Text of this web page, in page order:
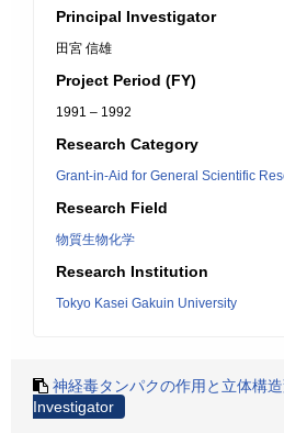
Principal Investigator
田宮 信雄
Project Period (FY)
1991 – 1992
Research Category
Grant-in-Aid for General Scientific
Research Field
物質生物化学
Research Institution
Tokyo Kasei Gakuin University
神経毒タンパクの作用と立体構
Investigator